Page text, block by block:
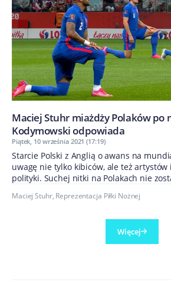
Maciej Stuhr miażdży Polaków po
Kodymowski odpowiada
Piątek, 10 września 2021 (17:19)
Starcie Polski z Anglią o awans na
uwagę nie tylko kibiców, ale też artystów
polityki. Suchej nitki na Polakach nie
Maciej Stuhr, Reprezentacja Piłki Nożnej
Więcej